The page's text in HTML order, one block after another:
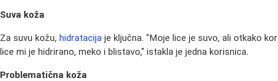
Suva koža
Za suvu kožu, hidratacija je ključna. "Moje lice je suvo, ali otkako
lice mi je hidrirano, meko i blistavo," istakla je jedna korisnica.
Problematična koža